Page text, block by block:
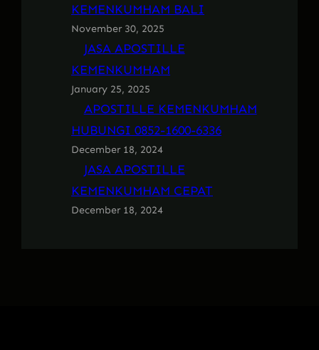
KEMENKUMHAM BALI
November 30, 2025
JASA APOSTILLE
KEMENKUMHAM
January 25, 2025
APOSTILLE KEMENKUMHAM
HUBUNGI 0852-1600-6336
December 18, 2024
JASA APOSTILLE
KEMENKUMHAM CEPAT
December 18, 2024